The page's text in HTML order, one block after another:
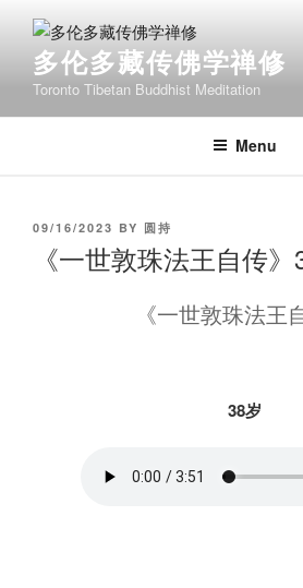
content多伦多藏传佛学禅修
Toronto Tibetan Buddhist Meditation
Menu
POSTED
ON
09/16/2023 BY 圆持
《一世敦珠法王自传》
《一世敦珠法王
38岁